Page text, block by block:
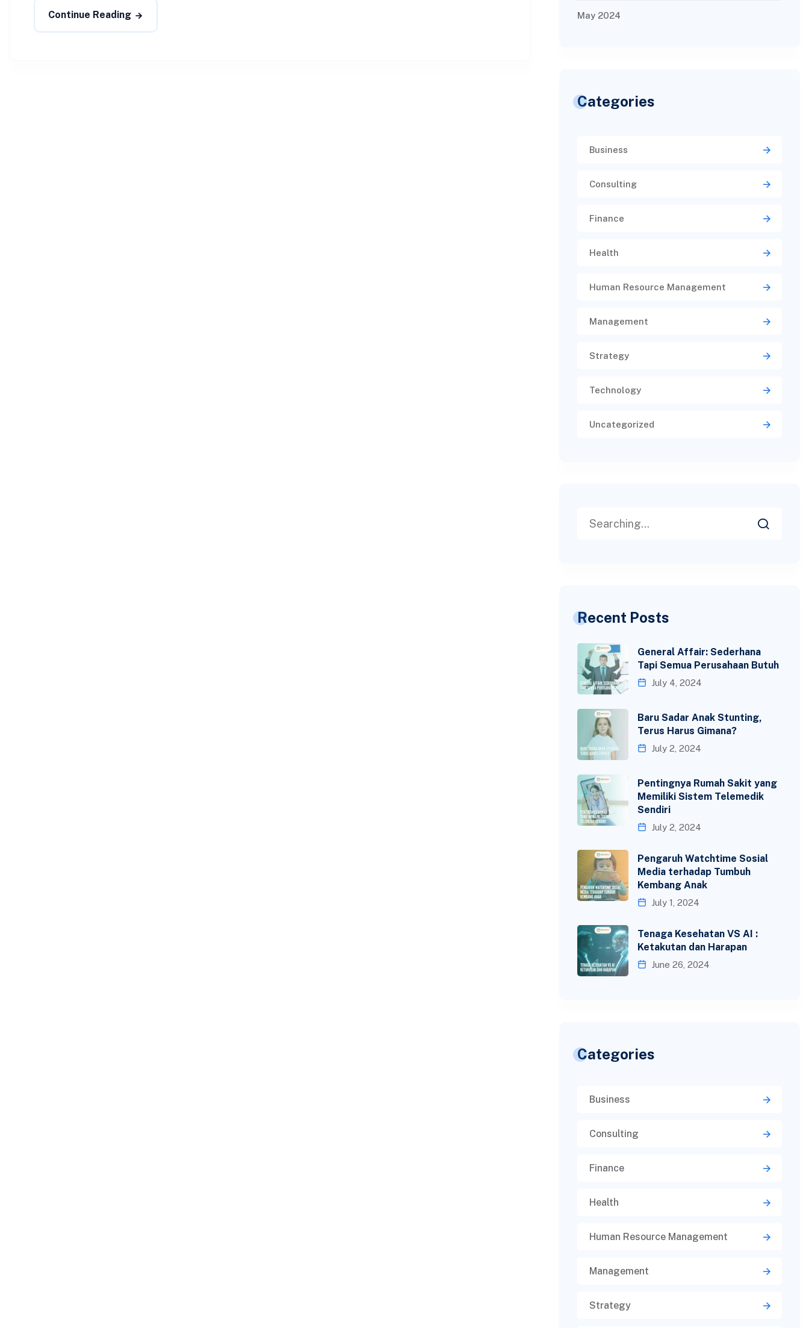
Continue Reading May 2024
Categories
Business
Consulting
Finance
Health
Human Resource Management
Management
Strategy
Technology
Uncategorized
Recent Posts
General Affair: Sederhana
Tapi Semua Perusahaan Butuh
July 4, 2024
Baru Sadar Anak Stunting,
Terus Harus Gimana?
July 2, 2024
Pentingnya Rumah Sakit yang
Memiliki Sistem Telemedik
Sendiri
July 2, 2024
Pengaruh Watchtime Sosial
Media terhadap Tumbuh
Kembang Anak
July 1, 2024
Tenaga Kesehatan VS AI :
Ketakutan dan Harapan
June 26, 2024
Categories
Business
Consulting
Finance
Health
Human Resource Management
Management
Strategy